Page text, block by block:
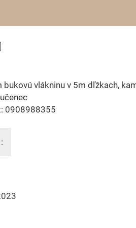
bukovú vlákninu v 5m dľžkach,
0908988355